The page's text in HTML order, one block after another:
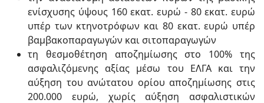
ενίσχυσης ύψους 160 εκατ. ευρώ - 80 εκατ. ευρώ
υπέρ των κτηνοτρόφων και 80 εκατ. ευρώ υπέρ
βαμβακοπαραγωγών και σιτοπαραγωγών
τη θεσμοθέτηση αποζημίωσης στο 100% της
ασφαλιζόμενης αξίας μέσω του ΕΛΓΑ και την
αύξηση του ανώτατου ορίου αποζημίωσης στις
200.000 ευρώ, χωρίς αύξηση ασφαλιστικών